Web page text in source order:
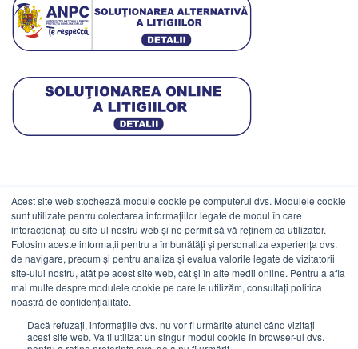
Acest site web stochează module cookie pe computerul dvs. Modulele cookie
sunt utilizate pentru colectarea informațiilor legate de modul în care
interacționați cu site-ul nostru web și ne permit să vă reținem ca utilizator.
Folosim aceste informații pentru a îmbunătăți și personaliza experiența dvs.
de navigare, precum și pentru analiza și evalua valorile legate de vizitatorii
site-ului nostru, atât pe acest site web, cât și în alte medii online. Pentru a afla
mai multe despre modulele cookie pe care le utilizăm, consultați politica
noastră de confidențialitate.
Dacă refuzați, informațiile dvs. nu vor fi urmărite atunci când vizitați
acest site web. Va fi utilizat un singur modul cookie în browser-ul dvs.
DATE COMERCIALE
ESTICO S.R.L.
CIF: RO1094402.
Reg.Com: J08/469/1991.